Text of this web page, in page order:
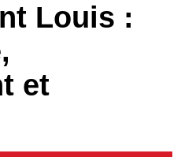
Louis :
et